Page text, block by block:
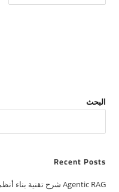
البحث
Recent Posts